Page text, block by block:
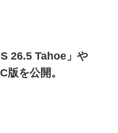
26.5 Tahoe」や
版を公開。